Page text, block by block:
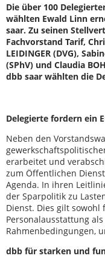
Die über 100
wählten Ewald Linn
saar. Zu seinen
Fachvorstand Tarif,
LEIDINGER (DVG),
(SPhV) und Claudia
dbb saar wählten die
Delegierte fordern ein
Neben den
erarbeitet und
zum Öffentlichen
Agenda. In ihren
der Sparpolitik zu
Dienst. Dies gilt
Personalausstattung
Rahmenbedingungen,
dbb für starken und